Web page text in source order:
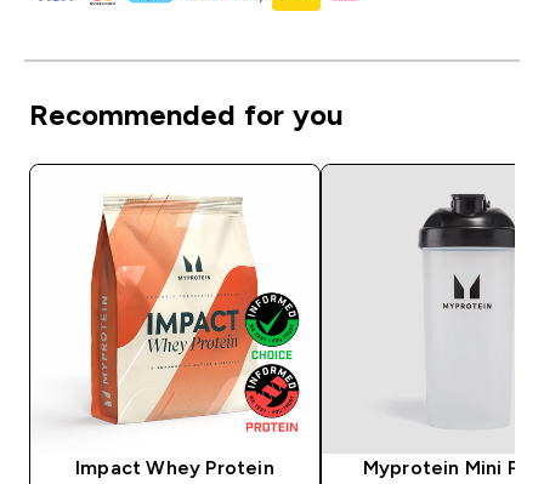
Recommended for you
Impact Whey Protein
Myprotein Mini